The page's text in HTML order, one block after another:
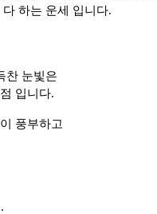
하는 운세 입니다.
찬 눈빛은
입니다.
풍부하고